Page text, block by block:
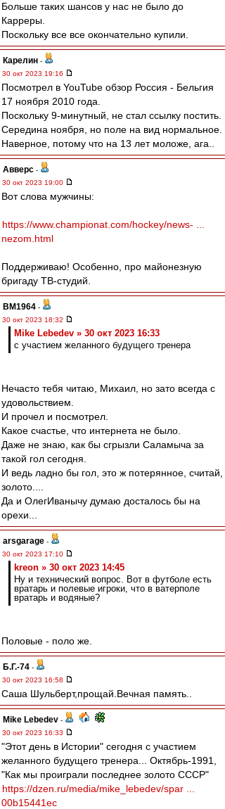
Больше таких шансов у нас не было до
Карреры.
Поскольку все все окончательно купили.
Карелин -
30 окт 2023 19:16
Посмотрел в YouTube обзор Россия - Бельгия
17 ноября 2010 года.
Поскольку 9-минутный, не стал ссылку постить.
Середина ноября, но поле на вид нормальное.
Наверное, потому что на 13 лет моложе, ага..
Авверс -
30 окт 2023 19:00
Вот слова мужчины:
https://www.championat.com/hockey/news- ...
nezom.html
Поддерживаю! Особенно, про майонезную
бригаду ТВ-студий.
BM1964 -
30 окт 2023 18:32
Mike Lebedev » 30 окт 2023 16:33
с участием желанного будущего тренера
Нечасто тебя читаю, Михаил, но зато всегда с
удовольствием.
И прочел и посмотрел.
Какое счастье, что интернета не было.
Даже не знаю, как бы сгрызли Саламыча за
такой гол сегодня.
И ведь ладно бы гол, это ж потерянное, считай,
золото....
Да и ОлегИванычу думаю досталось бы на
орехи...
arsgarage -
30 окт 2023 17:10
kreon » 30 окт 2023 14:45
Ну и технический вопрос. Вот в футболе есть
вратарь и полевые игроки, что в ватерполе
вратарь и водяные?
Половые - поло же.
Б.Г.-74 -
30 окт 2023 16:58
Саша Шульберт,прощай.Вечная память..
Mike Lebedev -
30 окт 2023 16:33
"Этот день в Истории" сегодня с участием
желанного будущего тренера... Октябрь-1991,
"Как мы проиграли последнее золото СССР"
https://dzen.ru/media/mike_lebedev/spar ...
00b15441ec